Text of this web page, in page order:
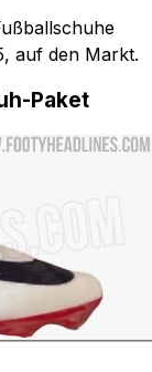
auf den Markt.
Paket